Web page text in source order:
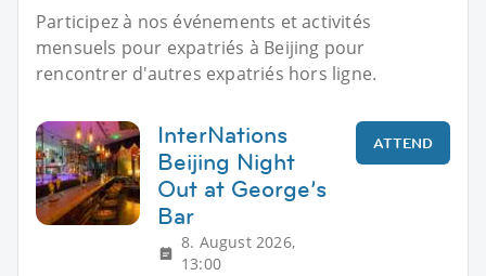
Participez à nos événements et activités
mensuels pour expatriés à Beijing pour
rencontrer d'autres expatriés hors ligne.
InterNations
Beijing Night
Out at George’s
Bar
8. August 2026,
13:00
ATTEND